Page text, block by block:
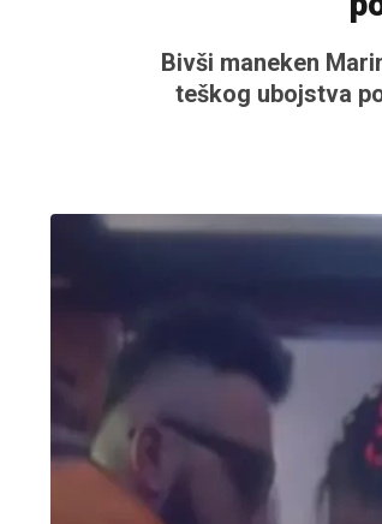
Bivši maneken
teškog ubojstva